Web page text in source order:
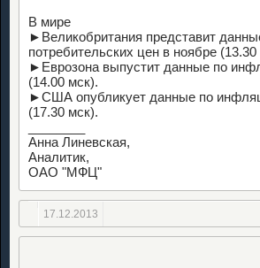
В мире
►Великобритания представит
потребительских цен в ноябре (13.30
►Еврозона выпустит данные по
(14.00 мск).
►США опубликует данные по
(17.30 мск).
Анна Линевская,
Аналитик,
ОАО "МФЦ"
17.12.2013